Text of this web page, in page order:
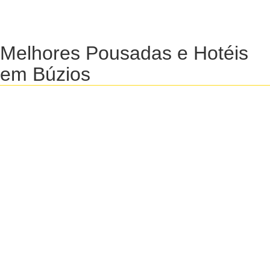
Melhores Pousadas e Hotéis
em Búzios